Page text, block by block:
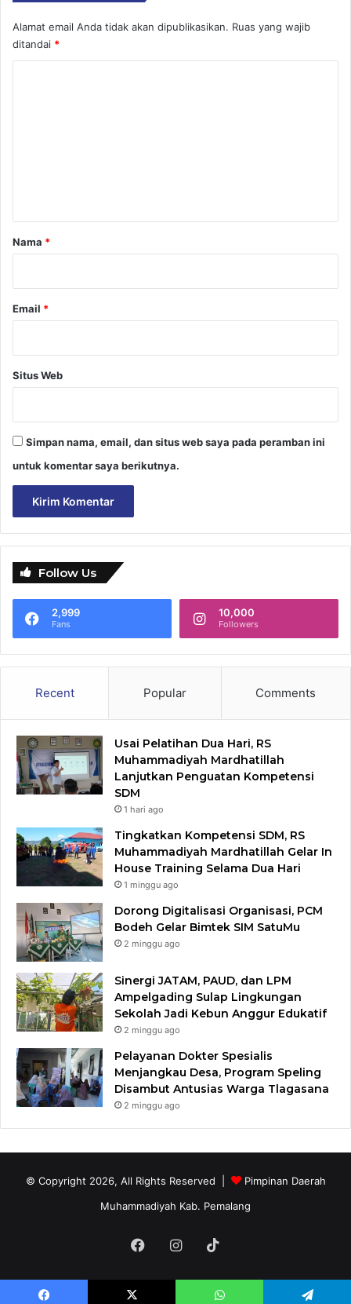
Alamat email Anda tidak akan dipublikasikan. Ruas yang wajib
ditandai *
r
Nama *
Email *
Situs Web
Simpan nama, email, dan situs web saya pada peramban ini
untuk komentar saya berikutnya.
Follow Us
2,999
Fans
10,000
Followers
Recent Popular Comments
Usai Pelatihan Dua Hari, RS
Muhammadiyah Mardhatillah
Lanjutkan Penguatan Kompetensi
SDM
1 hari ago
Tingkatkan Kompetensi SDM, RS
Muhammadiyah Mardhatillah Gelar In
House Training Selama Dua Hari
1 minggu ago
Dorong Digitalisasi Organisasi, PCM
Bodeh Gelar Bimtek SIM SatuMu​
2 minggu ago
Sinergi JATAM, PAUD, dan LPM
Ampelgading Sulap Lingkungan
Sekolah Jadi Kebun Anggur Edukatif
2 minggu ago
Pelayanan Dokter Spesialis
Menjangkau Desa, Program Speling
Disambut Antusias Warga Tlagasana
2 minggu ago
© Copyright 2026, All Rights Reserved |
Pimpinan Daerah
Muhammadiyah Kab. Pemalang
FacebookInstagram